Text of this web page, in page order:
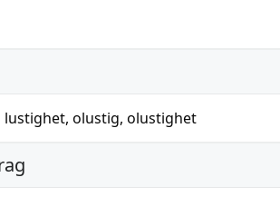
lustighet, olustig, olustighet